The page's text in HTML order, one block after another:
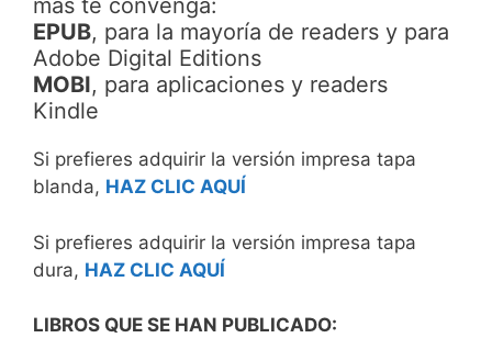
más te convenga:
EPUB, para la mayoría de readers y para
Adobe Digital Editions
MOBI, para aplicaciones y readers
Kindle
Si prefieres adquirir la versión impresa tapa
blanda, HAZ CLIC AQUÍ
Si prefieres adquirir la versión impresa tapa
dura, HAZ CLIC AQUÍ
LIBROS QUE SE HAN PUBLICADO: